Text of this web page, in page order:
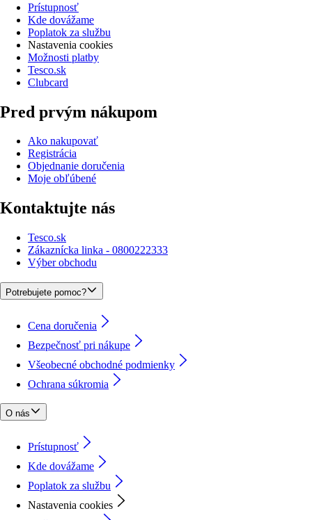
Prístupnosť
Kde dovážame
Poplatok za službu
Nastavenia cookies
Možnosti platby
Tesco.sk
Clubcard
Pred prvým nákupom
Ako nakupovať
Registrácia
Objednanie doručenia
Moje obľúbené
Kontaktujte nás
Tesco.sk
Zákaznícka linka - 0800222333
Výber obchodu
Potrebujete pomoc?
Cena doručenia
Bezpečnosť pri nákupe
Všeobecné obchodné podmienky
Ochrana súkromia
O nás
Prístupnosť
Kde dovážame
Poplatok za službu
Nastavenia cookies